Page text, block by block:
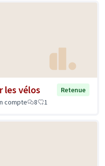
les vélos
Retenue
compte
8 1